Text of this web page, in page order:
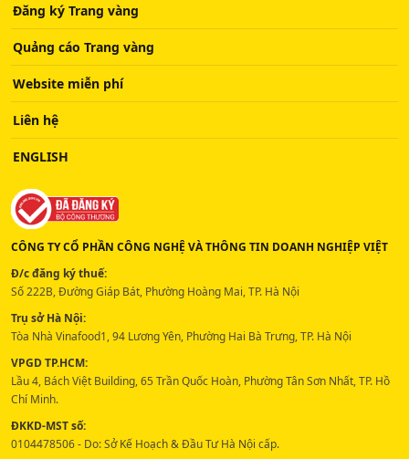
Đăng ký Trang vàng
Quảng cáo Trang vàng
Website miễn phí
Liên hệ
ENGLISH
CÔNG TY CỔ PHẦN CÔNG NGHỆ VÀ THÔNG TIN DOANH NGHIỆP VIỆT
Đ/c đăng ký thuế:
Số 222B, Đường Giáp Bát, Phường Hoàng Mai, TP. Hà Nội
Trụ sở Hà Nội:
Tòa Nhà Vinafood1, 94 Lương Yên, Phường Hai Bà Trưng, TP. Hà Nội
VPGD TP.HCM:
Lầu 4, Bách Việt Building, 65 Trần Quốc Hoàn, Phường Tân Sơn Nhất, TP. Hồ
Chí Minh.
ĐKKD-MST số:
0104478506 - Do: Sở Kế Hoạch & Đầu Tư Hà Nội cấp.